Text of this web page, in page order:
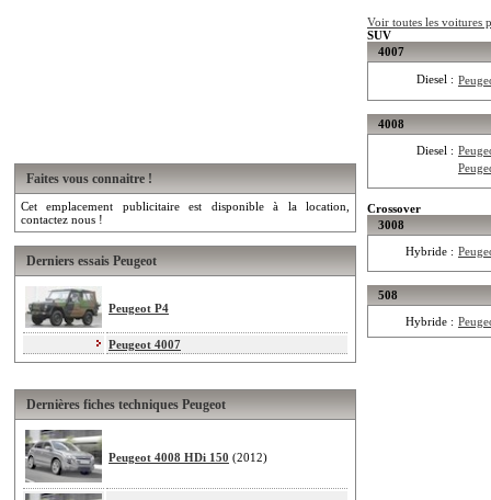
Faites vous connaitre !
Cet emplacement publicitaire est disponible à la location,
contactez nous !
Derniers essais Peugeot
Peugeot P4
Peugeot 4007
Dernières fiches techniques Peugeot
Peugeot 4008 HDi 150 (2012)
Voir toutes les voitures
SUV
4007
Diesel :
4008
Diesel :
Crossover
3008
Hybride :
508
Hybride :